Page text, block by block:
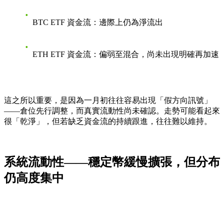
BTC ETF 資金流：邊際上仍為淨流出
ETH ETF 資金流：偏弱至混合，尚未出現明確再加速
這之所以重要，是因為一月初往往容易出現「假方向訊號」
——倉位先行調整，而真實流動性尚未確認。走勢可能看起來
很「乾淨」，但若缺乏資金流的持續跟進，往往難以維持。
系統流動性——穩定幣緩慢擴張，但分布
仍高度集中